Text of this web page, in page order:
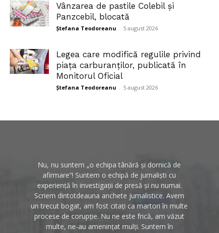
Vânzarea de pastile Colebil și
Panzcebil, blocată
Ștefana Teodoreanu - 5 august 2026
Legea care modifică regulile privind
piața carburanților, publicată în
Monitorul Oficial
Ștefana Teodoreanu - 5 august 2026
Nu, nu suntem „o echipa tânără și dornică de
afirmare”! Suntem o echipă de jurnaliști cu
experiență în investigații de presă și nu numai.
Scriem dintotdeauna anchete jurnalistice. Avem
un trecut bogat, am fost citați ca martori în multe
procese de corupție. Nu ne este frică, am văzut
multe, ne-au amenințat mulți. Suntem în